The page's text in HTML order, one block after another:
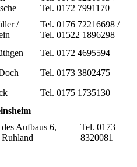
Tel. 0172 7991170
/
Tel. 0176 72216698 /
Tel. 01522 1896298
Tel. 0172 4695594
Tel. 0173 3802475
Tel. 0175 1735130
des Aufbaus 6,
Tel. 0173
8320081